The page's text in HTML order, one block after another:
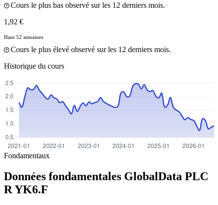
Cours le plus bas observé sur les 12 derniers mois.
1,92 €
Haut 52 semaines
Cours le plus élevé observé sur les 12 derniers mois.
Historique du cours
Fondamentaux
Données fondamentales GlobalData PLC
R YK6.F